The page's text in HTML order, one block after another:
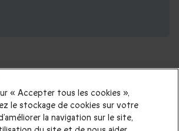
des plus belles
« Accepter tous les cookies »,
le stockage de cookies sur votre
la navigation sur le site,